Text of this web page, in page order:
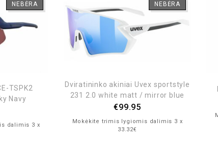
NEBĖRA
TSPK2
Navy
dalimis 3 x
NEBĖRA
Dviratininko akiniai Uvex sportstyle
231 2.0 white matt / mirror blue
€99.95
Mokėkite trimis lygiomis dalimis 3 x
33.32€